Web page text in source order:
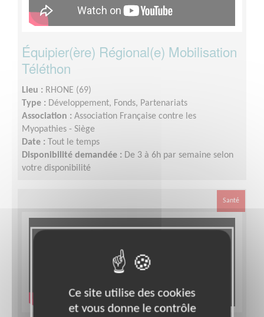
Équipier(ère) Régional(e) Mobilisation
Téléthon
Lieu : RHONE (69)
Type : Développement, Fonds, Partenariats
Association : Association Française contre les
Myopathies - Siège
Date :
Tout le temps
Disponibilité demandée : De 3 à 6h par semaine selon
votre disponibilité
Santé
Ce site utilise des cookies
et vous donne le contrôle